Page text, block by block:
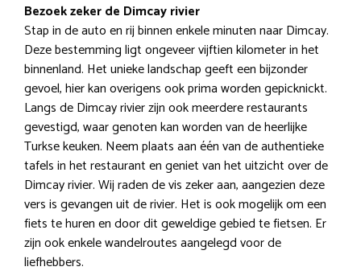
Bezoek zeker de Dimcay rivier
Stap in de auto en rij binnen enkele minuten naar Dimcay.
Deze bestemming ligt ongeveer vijftien kilometer in het
binnenland. Het unieke landschap geeft een bijzonder
gevoel, hier kan overigens ook prima worden gepicknickt.
Langs de Dimcay rivier zijn ook meerdere restaurants
gevestigd, waar genoten kan worden van de heerlijke
Turkse keuken. Neem plaats aan één van de authentieke
tafels in het restaurant en geniet van het uitzicht over de
Dimcay rivier. Wij raden de vis zeker aan, aangezien deze
vers is gevangen uit de rivier. Het is ook mogelijk om een
fiets te huren en door dit geweldige gebied te fietsen. Er
zijn ook enkele wandelroutes aangelegd voor de
liefhebbers.